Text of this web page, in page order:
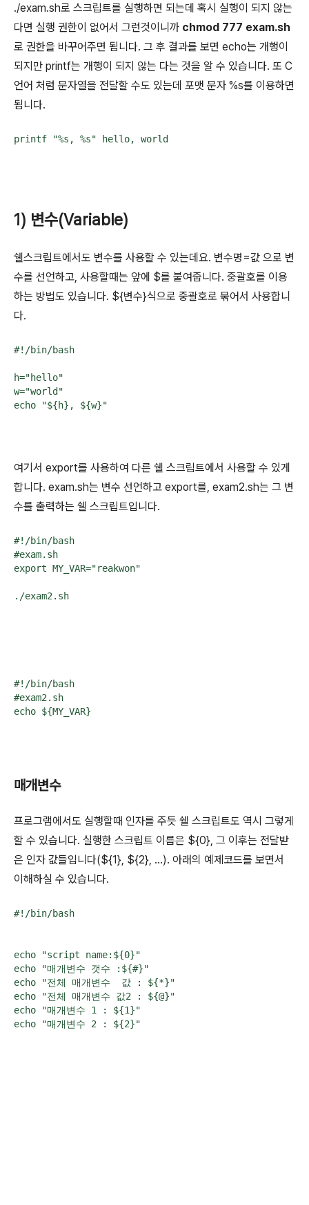
./exam.sh로 스크립트를 실행하면 되는데 혹시 실행이 되지 않는
다면 실행 권한이 없어서 그런것이니까 chmod 777 exam.sh
로 권한을 바꾸어주면 됩니다. 그 후 결과를 보면 echo는 개행이
되지만 printf는 개행이 되지 않는 다는 것을 알 수 있습니다. 또 C
언어 처럼 문자열을 전달할 수도 있는데 포맷 문자 %s를 이용하면
됩니다.
printf "%s, %s" hello, world
1) 변수(Variable)
쉘스크립트에서도 변수를 사용할 수 있는데요. 변수명=값 으로 변
수를 선언하고, 사용할때는 앞에 $를 붙여줍니다. 중괄호를 이용
하는 방법도 있습니다. ${변수}식으로 중괄호로 묶어서 사용합니
다.
#!/bin/bash
h="hello"
w="world"
여기서 export를 사용하여 다른 쉘 스크립트에서 사용할 수 있게
합니다. exam.sh는 변수 선언하고 export를, exam2.sh는 그 변
수를 출력하는 쉘 스크립트입니다.
#!/bin/bash
#exam.sh
export MY_VAR="reakwon"
#!/bin/bash
#exam2.sh
매개변수
프로그램에서도 실행할때 인자를 주듯 쉘 스크립트도 역시 그렇게
할 수 있습니다. 실행한 스크립트 이름은 ${0}, 그 이후는 전달받
은 인자 값들입니다(${1}, ${2}, ...). 아래의 예제코드를 보면서
이해하실 수 있습니다.
#!/bin/bash
echo "script name:${0}"
echo "매개변수 갯수 :${#}"
echo "전체 매개변수  값 : ${*}"
echo "전체 매개변수 값2 : ${@}"
echo "매개변수 1 : ${1}"